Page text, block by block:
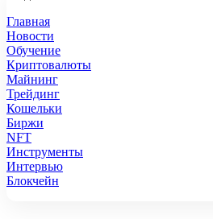
Главная
Новости
Обучение
Криптовалюты
Майнинг
Трейдинг
Кошельки
Биржи
NFT
Инструменты
Интервью
Блокчейн